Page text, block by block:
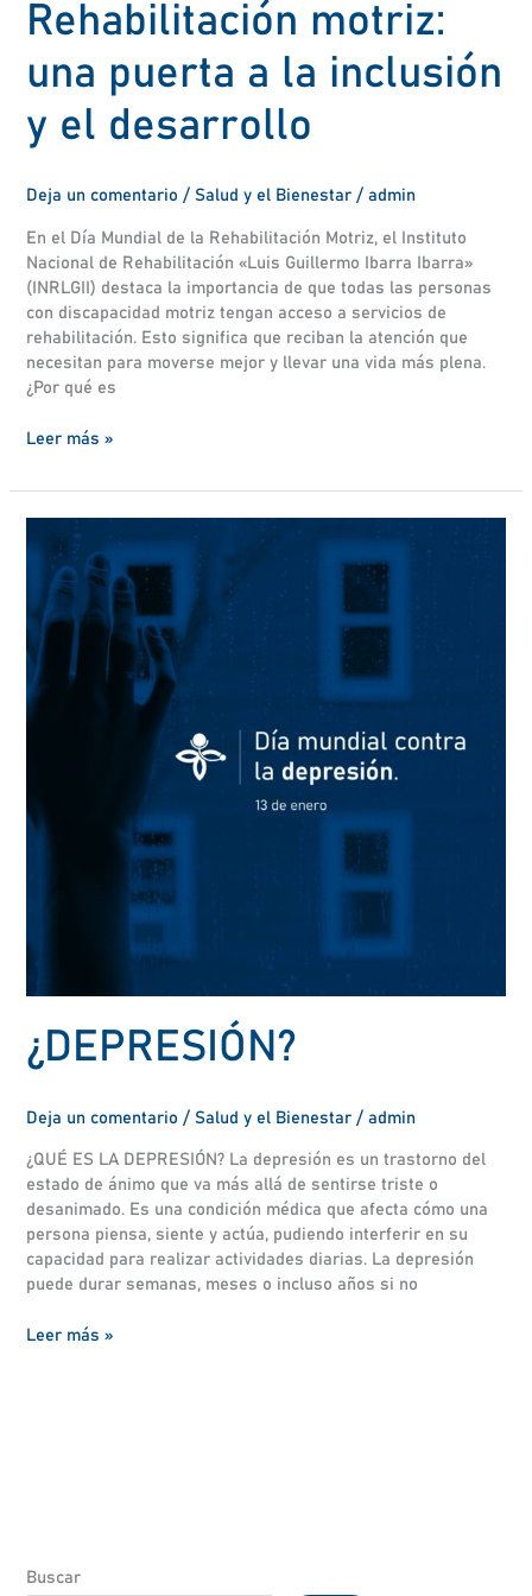
Rehabilitación motriz:
una puerta a la inclusión
y el desarrollo
Deja un comentario /Salud y el Bienestar /admin
En el Día Mundial de la Rehabilitación Motriz, el Instituto
Nacional de Rehabilitación «Luis Guillermo Ibarra Ibarra»
(INRLGII) destaca la importancia de que todas las personas
con discapacidad motriz tengan acceso a servicios de
rehabilitación. Esto significa que reciban la atención que
necesitan para moverse mejor y llevar una vida más plena.
¿Por qué es
Leer más »
¿DEPRESIÓN?
Deja un comentario /Salud y el Bienestar /admin
¿QUÉ ES LA DEPRESIÓN? La depresión es un trastorno del
estado de ánimo que va más allá de sentirse triste o
desanimado. Es una condición médica que afecta cómo una
persona piensa, siente y actúa, pudiendo interferir en su
capacidad para realizar actividades diarias. La depresión
puede durar semanas, meses o incluso años si no
Leer más »
Buscar